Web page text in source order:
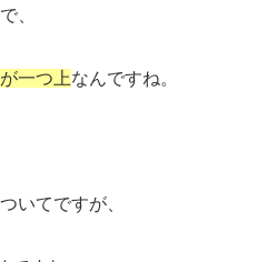
、
一つ上なんですね。
いてですが、